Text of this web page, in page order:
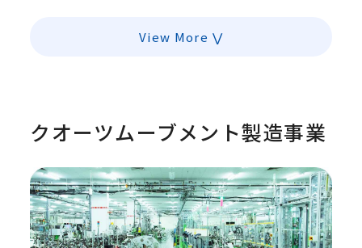
View More
クオーツムーブメント製造事業